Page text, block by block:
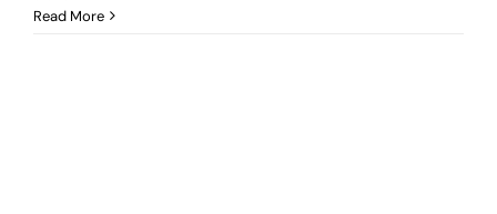
Modulo
Read More